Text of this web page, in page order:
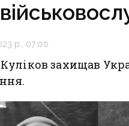
р., 07:00
захищав